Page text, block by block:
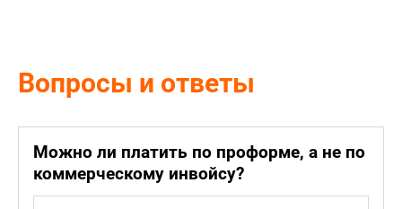
Вопросы и ответы
Можно ли платить по проформе, а не по
коммерческому инвойсу?